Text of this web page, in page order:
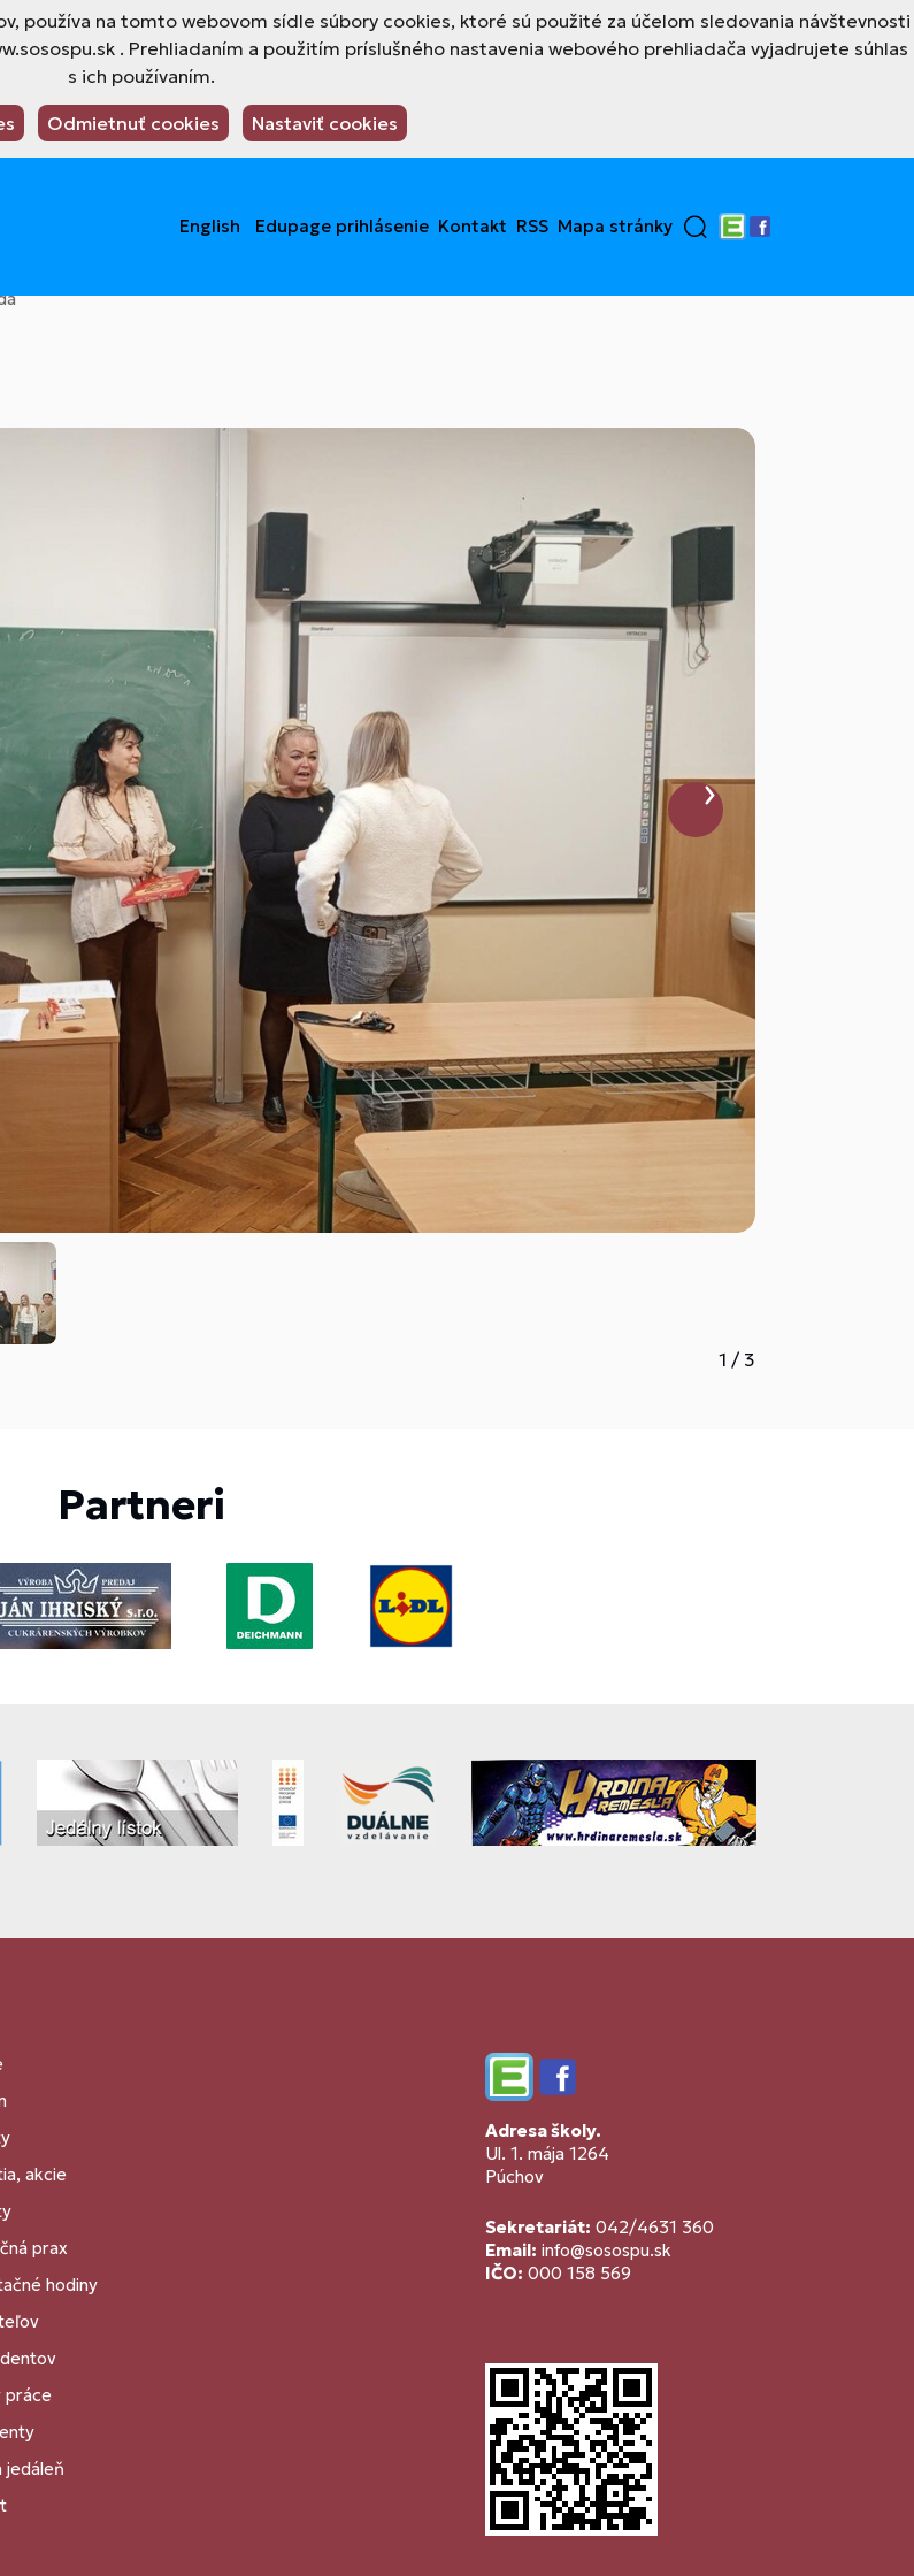
používa na tomto webovom sídle súbory cookies, ktoré sú použité za účelom sledovania návštevnosti
. Prehliadaním a použitím príslušného nastavenia webového prehliadača vyjadrujete súhlas
s ich používaním.
Odmietnuť cookies Nastaviť cookies
English Edupage prihlásenie Kontakt RSS Mapa stránky
Edupage
Facebook
1 / 3
Partneri
akcie
prax
hodiny
práce
jedáleň
EdupageFacebook
Adresa školy.
Ul. 1. mája 1264
Púchov
Sekretariát: 042/4631 360
Email: info@sosospu.sk
IČO: 000 158 569